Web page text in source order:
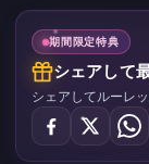
期間限定特典
シェアして
シェアしてルーレ